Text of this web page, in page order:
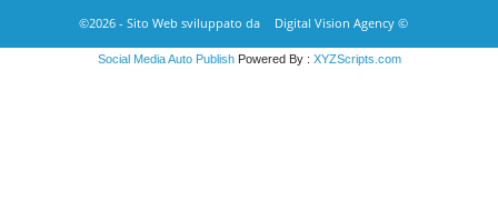
©2026 - Sito Web sviluppato da
Digital Vision Agency ©
Social Media Auto PublishPowered By : XYZScripts.com